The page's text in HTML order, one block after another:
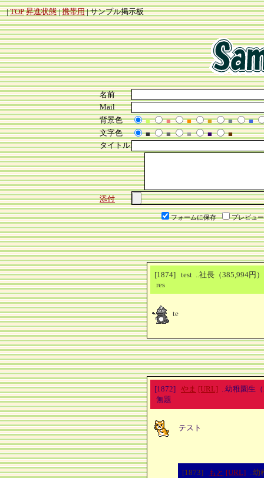
|TOP 昇進状態|携帯用| サンプル掲示板
名前
Mail
背景色
■ ■ ■ ■ ■
■
文字色
■ ■ ■ ■
■
タイトル
添付
フォームに保存 プレビュー
[1874] test ..社長（385,994
res
te
[1872] やま [URL] ..幼稚園生
無題
テスト
[1873] もと [URL] ..